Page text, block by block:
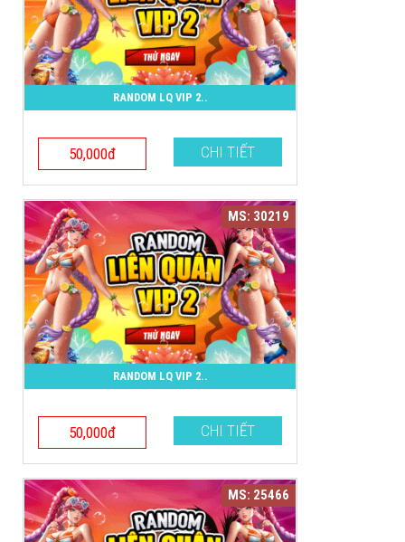
RANDOM LQ VIP 2..
50,000đ CHI TIẾT
MS: 30219
RANDOM LQ VIP 2..
50,000đ CHI TIẾT
MS: 25466